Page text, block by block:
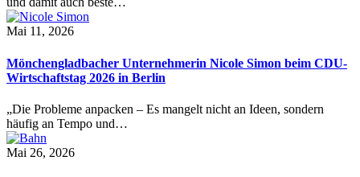
Mai 11, 2026
Mönchengladbacher Unternehmerin Nicole Simon beim CDU-
Wirtschaftstag 2026 in Berlin
„Die Probleme anpacken – Es mangelt nicht an Ideen, sondern
häufig an Tempo und…
Mai 26, 2026